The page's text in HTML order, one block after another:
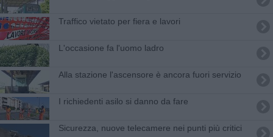
Traffico vietato per fiera e lavori
L'occasione fa l'uomo ladro
Alla stazione l'ascensore è ancora fuori servizio
I richiedenti asilo si danno da fare
Sicurezza, nuove telecamere nei punti più critici